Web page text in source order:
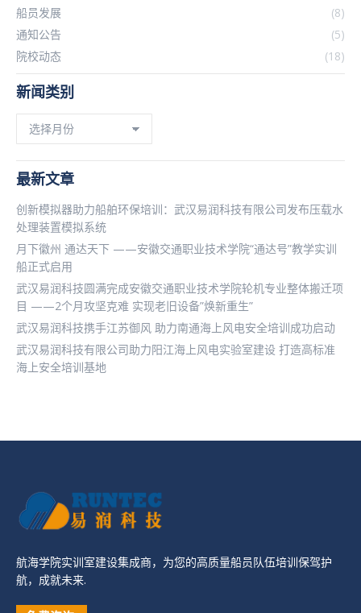
船员发展
(8)
通知公告
(5)
院校动态
(18)
新闻类别
类
别
最新文章
创新模拟器助力船舶环保培训：武汉易润科技有限公司发布压载水
处理装置模拟系统
月下徽州 通达天下 ——安徽交通职业技术学院“通达号”教学实训
船正式启用
武汉易润科技圆满完成安徽交通职业技术学院轮机专业整体搬迁项
目 ——2个月攻坚克难 实现老旧设备”焕新重生”
武汉易润科技携手江苏御风 助力南通海上风电安全培训成功启动
武汉易润科技有限公司助力阳江海上风电实验室建设 打造高标准
海上安全培训基地
航海学院实训室建设集成商，为您的高质量船员队伍培训保驾护
航，成就未来.